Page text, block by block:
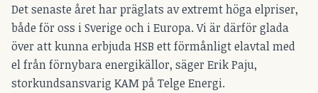
Det senaste året har präglats av extremt höga elpriser,
både för oss i Sverige och i Europa. Vi är därför glada
över att kunna erbjuda HSB ett förmånligt elavtal med
el från förnybara energikällor, säger Erik Paju,
storkundsansvarig KAM på Telge Energi.